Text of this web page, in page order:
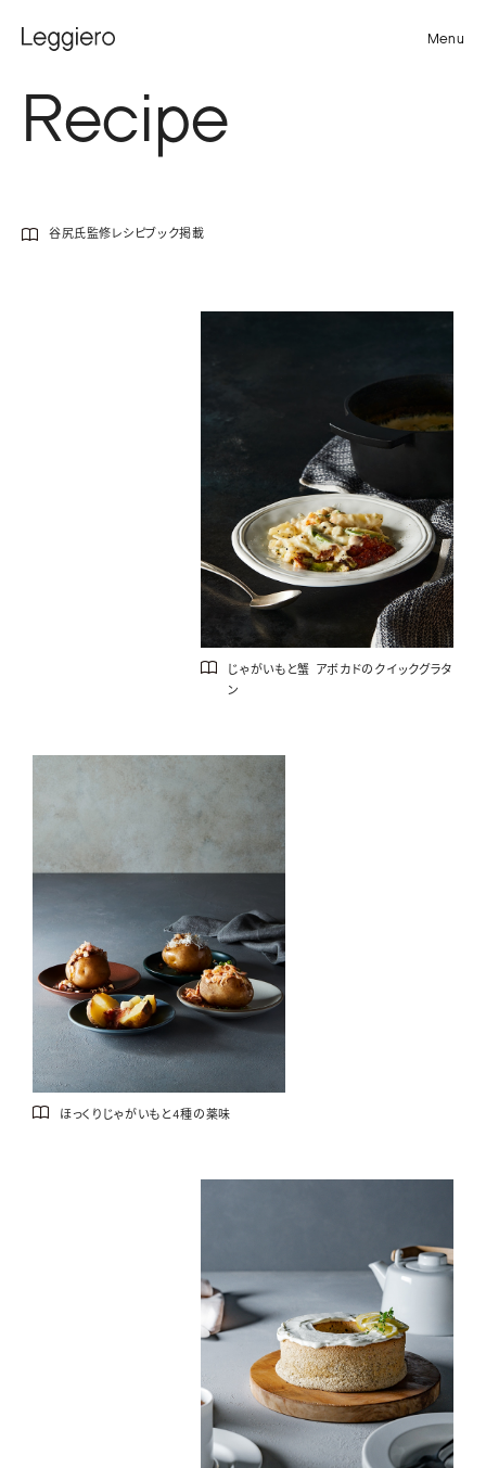
Menu
Recipe
谷尻氏監修レシピブック掲載
じゃがいもと蟹 アボカドのクイックグラタ
ン
ほっくりじゃがいもと4種の薬味